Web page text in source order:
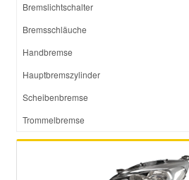
Bremslichtschalter
Bremsschläuche
Handbremse
Hauptbremszylinder
Scheibenbremse
Trommelbremse